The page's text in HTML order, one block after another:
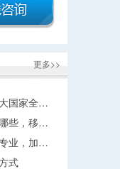
更多>>
国家全…
些，移…
业，加…
式